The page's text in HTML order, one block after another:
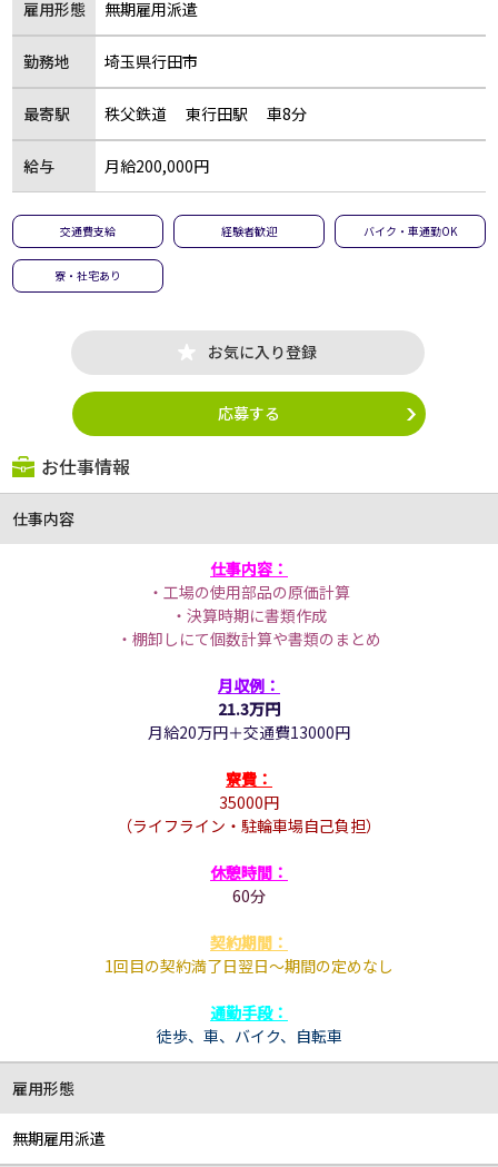
雇用形態 無期雇用派遣
勤務地 埼玉県行田市
最寄駅 秩父鉄道 東行田駅 車8分
給与 月給200,000円
交通費支給 経験者歓迎 バイク・車通勤OK
寮・社宅あり
お気に入り登録
応募する
お仕事情報
仕事内容
仕事内容：
・工場の使用部品の原価計算
・決算時期に書類作成
・棚卸しにて個数計算や書類のまとめ
月収例：
21.3万円
月給20万円＋交通費13000円
寮費：
35000円
（ライフライン・駐輪車場自己負担）
休憩時間：
60分
契約期間：
1回目の契約満了日翌日～期間の定めなし
通勤手段：
徒歩、 車、バイク、 自転車
雇用形態
無期雇用派遣